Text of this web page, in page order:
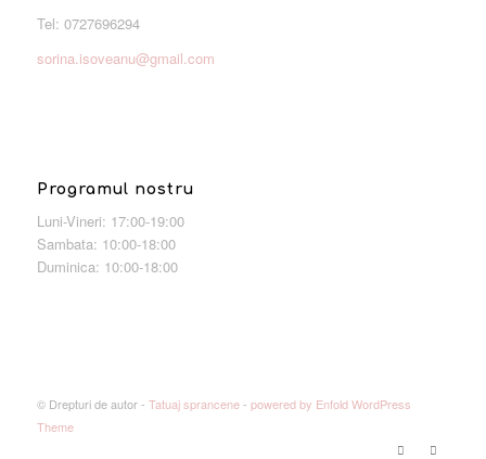
Tel: 0727696294
sorina.isoveanu@gmail.com
Programul nostru
Luni-Vineri: 17:00-19:00
Sambata: 10:00-18:00
Duminica: 10:00-18:00
© Drepturi de autor - Tatuaj sprancene- powered by Enfold WordPress
Theme